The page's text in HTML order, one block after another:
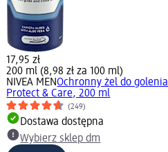
17,95 zł
200 ml (8,98 zł za 100 ml)
NIVEA MENOchronny żel do golenia
Protect & Care, 200 ml
(249)
Dostawa dostępna
Wybierz sklep dm